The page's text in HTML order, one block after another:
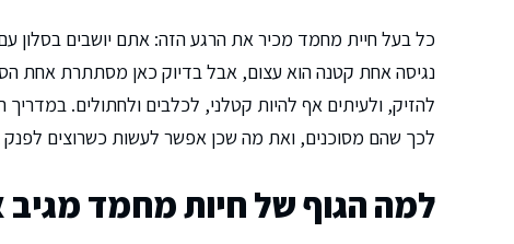
כל בעל חיית מחמד מכיר את הרגע הזה: אתם יושבים בסלון עם
נגיסה אחת קטנה הוא עצום, אבל בדיוק כאן מסתתרת אחת
להזיק, ולעיתים אף להיות קטלני, לכלבים ולחתולים.
לכך שהם מסוכנים, ואת מה שכן אפשר לעשות כשרוצים לפנק
למה הגוף של חיות מחמד מגיב